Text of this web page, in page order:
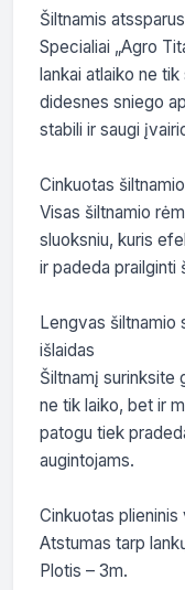
Šiltnamis
Specialiai „Agro
lankai atlaiko ne
didesnes sniego
stabili ir saugi
Cinkuotas
Visas šiltnamio
sluoksniu, kuris
ir padeda prailginti
Lengvas šiltnamio
išlaidas
Šiltnamį surinksite
ne tik laiko, bet ir
patogu tiek
augintojams.
Cinkuotas
Atstumas tarp
Plotis – 3m.